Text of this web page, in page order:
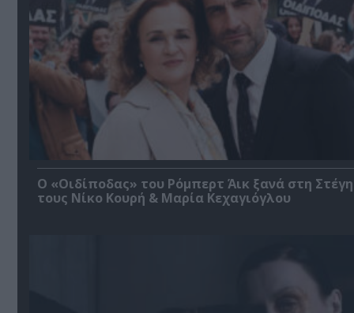
O «Οιδίποδας» του Ρόμπερτ Άικ ξανά στη
τους Νίκο Κουρή & Μαρία Κεχαγιόγλου